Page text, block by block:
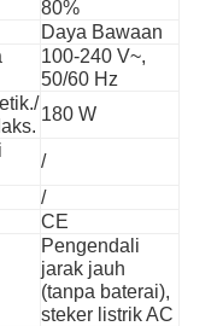
80%
Daya Bawaan
100-240 V~,
50/60 Hz
180 W
/
/
CE
Pengendali
jarak jauh
(tanpa baterai),
steker listrik AC